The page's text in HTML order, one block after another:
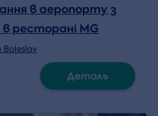
в аеропорту з
ресторані MG
Boleslav
Деталь